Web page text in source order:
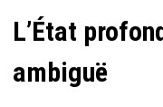
L’État
ambiguë